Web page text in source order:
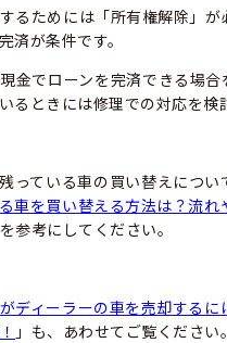
るためには「所有権解除」が
済が条件です。
金でローンを完済できる場合
るときには修理での対応を検
っている車の買い替えについ
車を買い替える方法は？流れ
参考にしてください。
ディーラーの車を売却するに
」も、あわせてご覧ください。